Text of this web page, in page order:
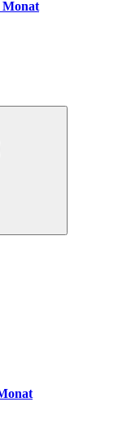
Monat